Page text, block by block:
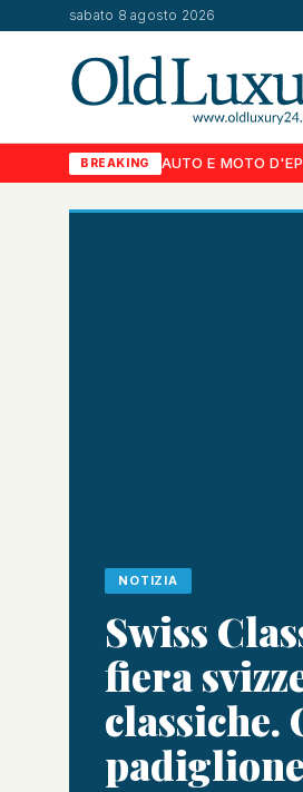
sabato 8 agosto 2026
BREAKING AUTO E MOTO
NOTIZIA
Swiss
fiera
classiche.
padiglione